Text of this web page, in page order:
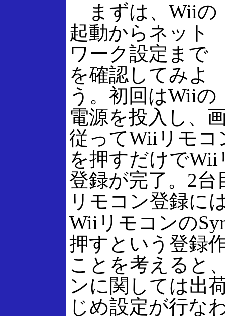
まずは、Wiiの
起動からネット
ワーク設定まで
を確認してみよ
う。初回はWiiの
電源を投入し、
従ってWiiリモコ
を押すだけでWii
登録が完了。2台
リモコン登録に
Wiiリモコンの
押すという登録
ことを考えると
ンに関しては出
じめ設定が行な